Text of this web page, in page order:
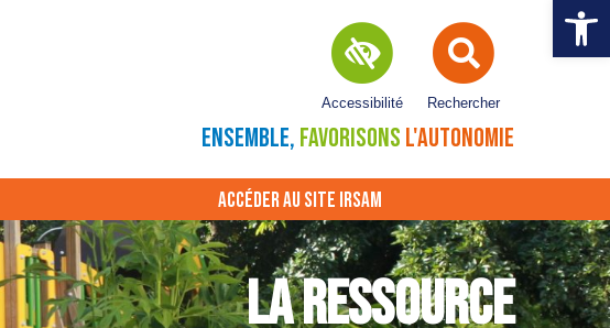
Ouvrir
Rechercher
Accessibilité
ENSEMBLE, FAVORISONS L'AUTONOMIE
ACCÉDER AU SITE IRSAM
LA RESSOURCE